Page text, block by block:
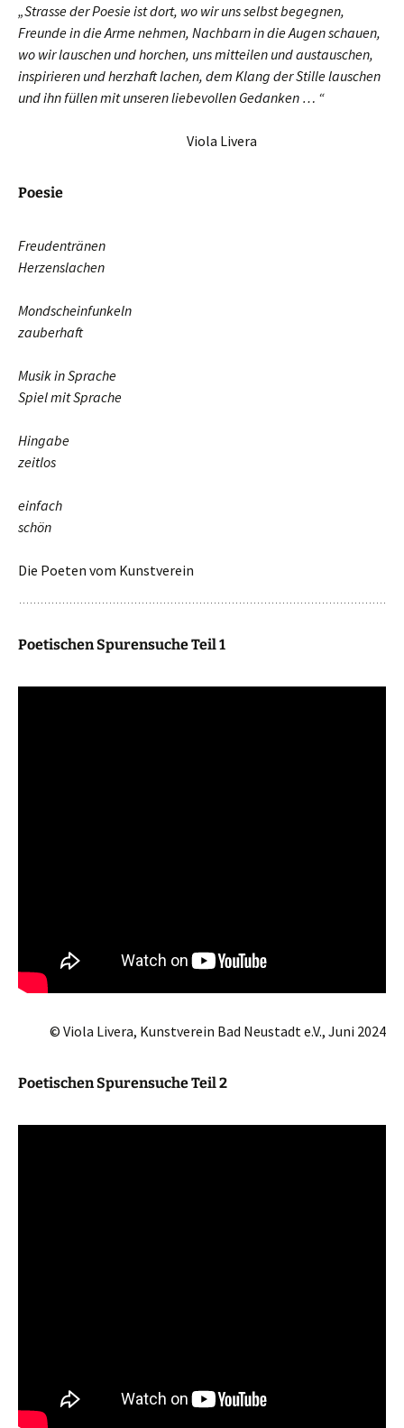
„Strasse der Poesie ist dort, wo wir uns selbst begegnen,
Freunde in die Arme nehmen, Nachbarn in die Augen schauen,
wo wir lauschen und horchen, uns mitteilen und austauschen,
inspirieren und herzhaft lachen, dem Klang der Stille lauschen
und ihn füllen mit unseren liebevollen Gedanken … “
Viola Livera
Poesie
Freudentränen
Herzenslachen
Mondscheinfunkeln
zauberhaft
Musik in Sprache
Spiel mit Sprache
Hingabe
zeitlos
einfach
schön
Die Poeten vom Kunstverein
Poetischen Spurensuche Teil 1
© Viola Livera, Kunstverein Bad Neustadt e.V., Juni 2024
Poetischen Spurensuche Teil 2